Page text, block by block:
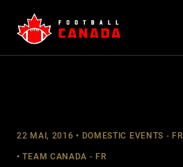
content
22 MAI, 2016 DOMESTIC EVENTS - FR
TEAM CANADA - FR